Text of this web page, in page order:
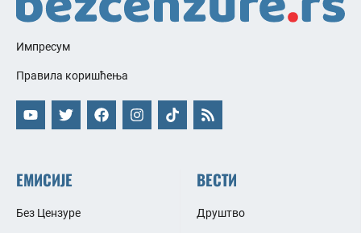
Импресум
Правила коришћења
ЕМИСИЈЕ
Без Цензуре
ВЕСТИ
Друштво